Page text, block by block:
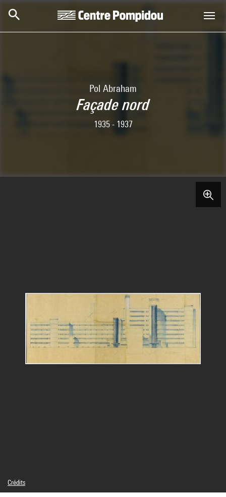
Pol Abraham
Façade nord
1935 - 1937
Crédits
© Pol Abraham